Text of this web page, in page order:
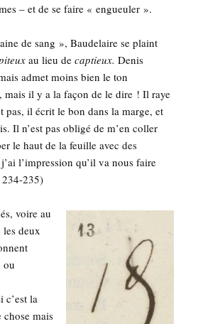
– et de se faire « engueuler ».
de sang », Bau­de­laire se plaint
au lieu decap­tieux. Denis
admet moins bien le ton
mais il y a la façon de le dire ! Il raye
pas, il écrit le bon dans la marge, et
Il n’est pas obli­gé de m’en col­ler
le haut de la feuille avec des
l’impression qu’il va nous faire
235)
voire au
les deux
ou
c’est la
chose mais